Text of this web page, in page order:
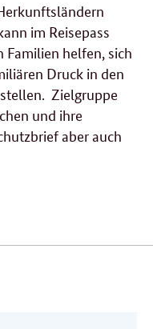
im Reisepass
Familien helfen, sich
Druck in den
Zielgruppe
und ihre
aber auch